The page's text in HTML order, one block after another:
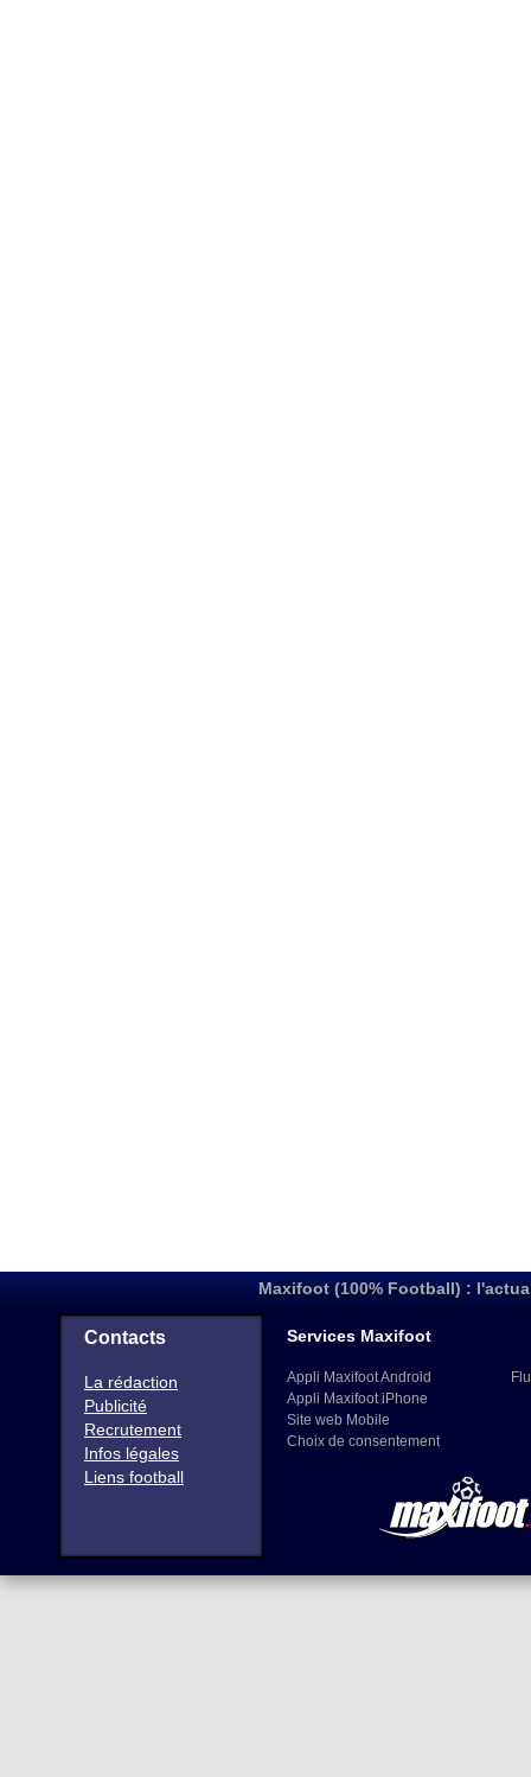
Maxifoot (100% Football) :
Contacts
La rédaction
Publicité
Recrutement
Infos légales
Liens football
Services Maxifoot
Appli Maxifoot Android
Appli Maxifoot iPhone
Site web Mobile
Choix de consentement